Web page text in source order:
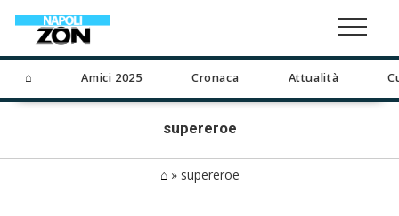
⌂ Amici 2025 Cronaca Attualità
supereroe
⌂» supereroe